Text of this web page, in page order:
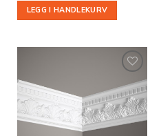
LEGG I HANDLEKURV
Legg til
i
ønskeliste